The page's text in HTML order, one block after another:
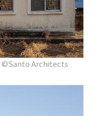
©Santo Architects